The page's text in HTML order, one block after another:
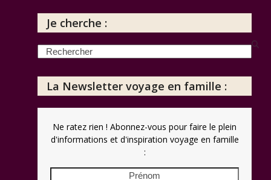
Je cherche :
Search
La Newsletter voyage en famille :
Ne ratez rien ! Abonnez-vous pour faire le plein
d'informations et d'inspiration voyage en famille
: